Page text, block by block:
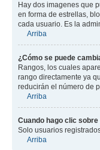
Hay dos imagenes que
en forma de estrellas,
cada usuario. Es la
Arriba
¿Cómo se puede
Rangos, los cuales
rango directamente ya
reducirán el número de
Arriba
Cuando hago clic
Solo usuarios
Arriba